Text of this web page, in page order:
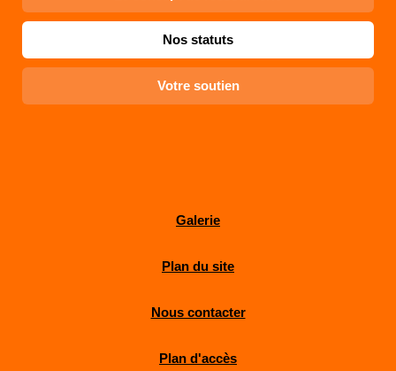
Nos statuts
Votre soutien
Galerie
Plan du site
Nous contacter
Plan d'accès